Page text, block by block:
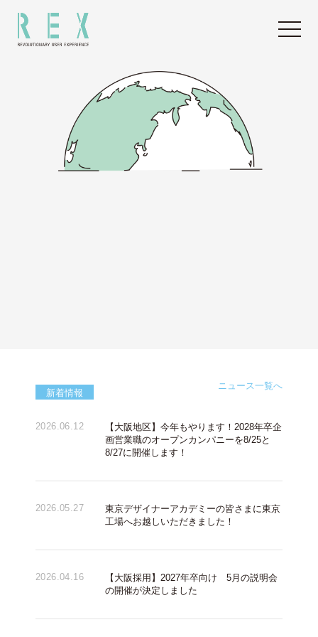
新着情報
ニュース一覧へ
2026.06.12
【大阪地区】今年もやります！2028年卒企
画営業職のオープンカンパニーを8/25と
8/27に開催します！
2026.05.27
東京デザイナーアカデミーの皆さまに東京
工場へお越しいただきました！
2026.04.16
【大阪採用】2027年卒向け 5月の説明会
の開催が決定しました